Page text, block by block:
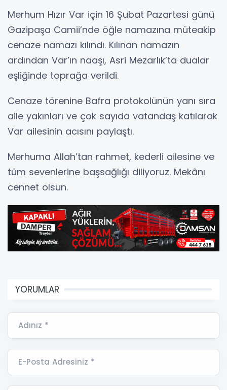
Merhum Hızır Var için 16 Şubat Pazartesi günü
Gazipaşa Camii’nde öğle namazına müteakip
cenaze namazı kılındı. Kılınan namazın
ardından Var’ın naaşı, Asri Mezarlık’ta dualar
eşliğinde toprağa verildi.
Cenaze törenine Bafra protokolünün yanı sıra
aile yakınları ve çok sayıda vatandaş katılarak
Var ailesinin acısını paylaştı.
Merhuma Allah’tan rahmet, kederli ailesine ve
tüm sevenlerine başsağlığı diliyoruz. Mekânı
cennet olsun.
YORUMLAR
Adınız *
E-Posta Adresiniz *